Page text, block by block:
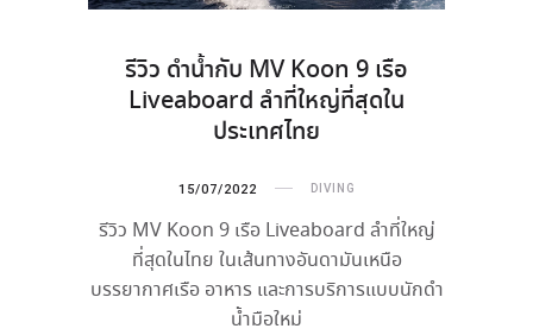
รีวิว ดำน้ำกับ MV Koon 9 เรือ
Liveaboard ลำที่ใหญ่ที่สุดใน
ประเทศไทย
15/07/2022 DIVING
รีวิว MV Koon 9 เรือ Liveaboard ลำที่ใหญ่
ที่สุดในไทย ในเส้นทางอันดามันเหนือ
บรรยากาศเรือ อาหาร และการบริการแบบนักดำ
น้ำมือใหม่